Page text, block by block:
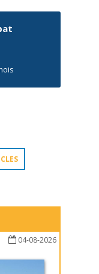
04-08-2026